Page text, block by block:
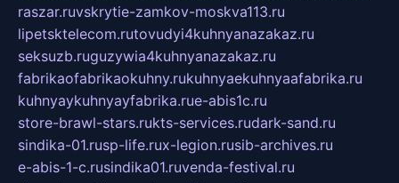
raszar.ruvskrytie-zamkov-moskva113.ru
lipetsktelecom.rutovudyi4kuhnyanazakaz.ru
seksuzb.ruguzywia4kuhnyanazakaz.ru
fabrikaofabrikaokuhny.rukuhnyaekuhnyaafabrika.ru
kuhnyaykuhnyayfabrika.rue-abis1c.ru
store-brawl-stars.rukts-services.rudark-sand.ru
sindika-01.rusp-life.rux-legion.rusib-archives.ru
e-abis-1-c.rusindika01.ruvenda-festival.ru